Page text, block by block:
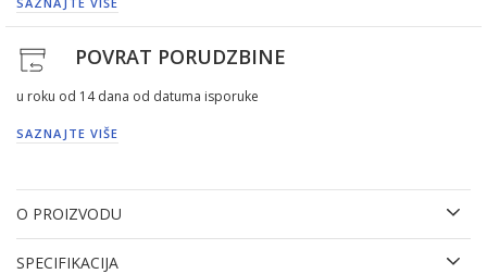
POVRAT PORUDZBINE
u roku od 14 dana od datuma isporuke
SAZNAJTE VIŠE
O PROIZVODU
SPECIFIKACIJA